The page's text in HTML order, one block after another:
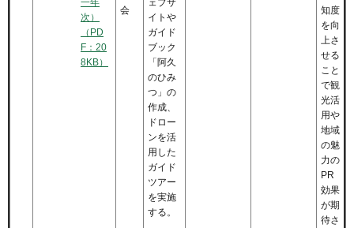
次）
（PD
F：20
8KB）
会
イトや
ガイド
ブック
「阿久
のひみ
つ」の
作成、
ドロー
ンを活
用した
ガイド
ツアー
を実施
する。
知度
を向
上さ
せる
こと
で観
光活
用や
地域
の魅
力の
PR
効果
が期
待さ